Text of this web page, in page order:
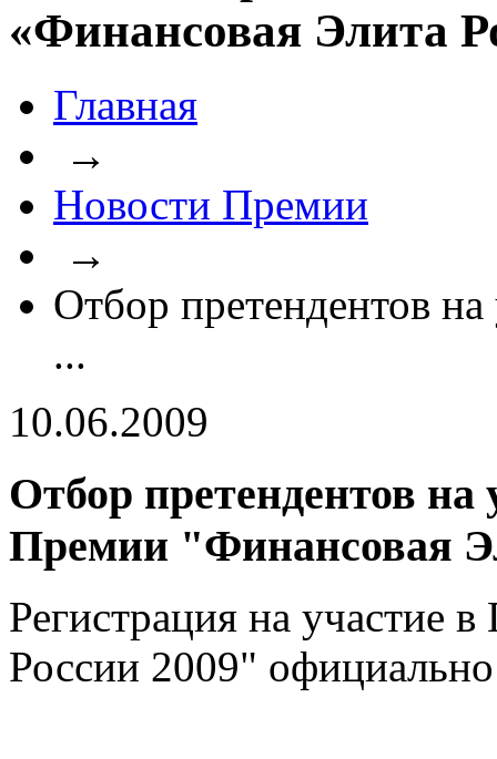
«Финансовая Элита
Главная
→
Новости Премии
→
Отбор претендентов
...
10.06.2009
Отбор претендентов на
Премии "Финансовая
Регистрация на участие
России 2009"